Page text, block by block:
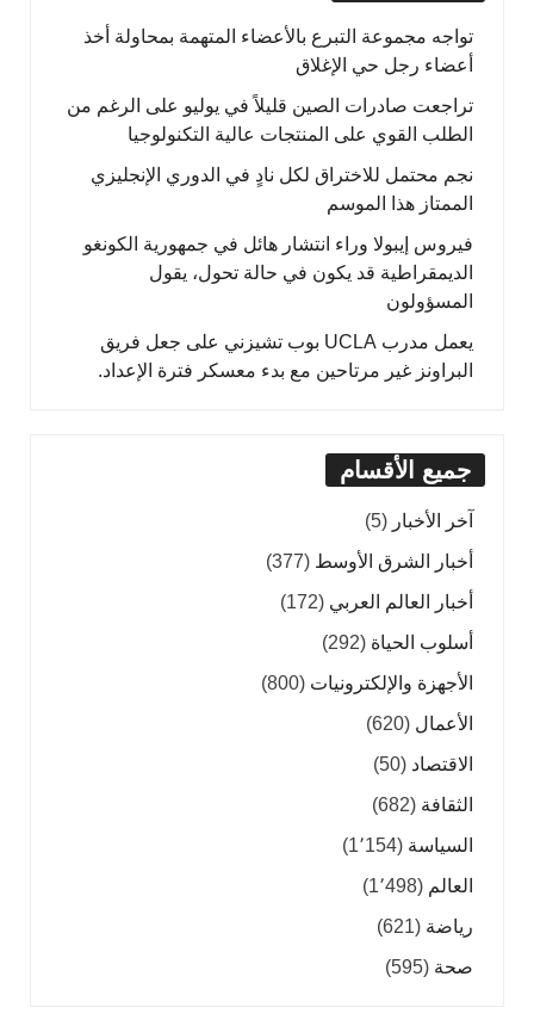
تواجه مجموعة التبرع بالأعضاء المتهمة بمحاولة أخذ
أعضاء رجل حي الإغلاق
تراجعت صادرات الصين قليلاً في يوليو على الرغم من
الطلب القوي على المنتجات عالية التكنولوجيا
نجم محتمل للاختراق لكل نادٍ في الدوري الإنجليزي
الممتاز هذا الموسم
فيروس إيبولا وراء انتشار هائل في جمهورية الكونغو
الديمقراطية قد يكون في حالة تحول، يقول
المسؤولون
يعمل مدرب UCLA بوب تشيزني على جعل فريق
البراونز غير مرتاحين مع بدء معسكر فترة الإعداد.
جميع الأقسام
آخر الأخبار (5)
أخبار الشرق الأوسط (377)
أخبار العالم العربي (172)
أسلوب الحياة (292)
الأجهزة والإلكترونيات (800)
الأعمال (620)
الاقتصاد (50)
الثقافة (682)
السياسة (1٬154)
العالم (1٬498)
رياضة (621)
صحة (595)